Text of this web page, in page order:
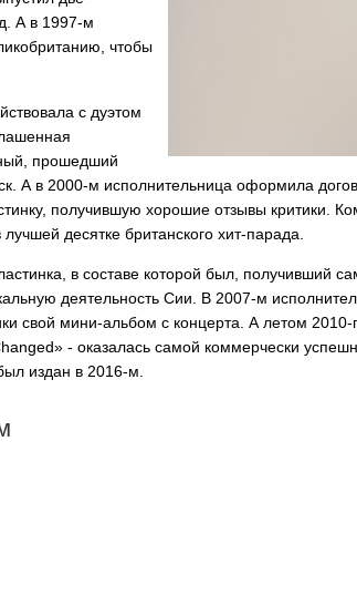
А в 1997-м
чтобы
с дуэтом
прошедший
А в 2000-м исполнительница оформила
получившую хорошие отзывы критики.
десятке британского хит-парада.
в составе которой был, получивший
деятельность Сии. В 2007-м
свой мини-альбом с концерта. А летом 2010-
» - оказалась самой коммерчески
издан в 2016-м.